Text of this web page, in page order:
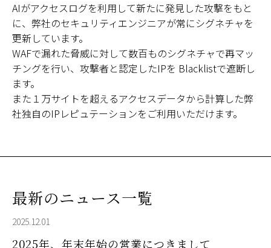
AIがアクセスログを利用して新たに発見した攻撃をもと
に、弊社のセキュリティエンジニアが常にシグネチャを
更新しています。
WAFで漏れた脅威に対して数百ものシグネチャで再マッ
チングを行い、攻撃者と認定したIPを Blacklistで遮断し
ます。
また１万サイトを超えるアクセスデータから計算した弊
社独自のIPレピュテーションをご利用いただけます。
最新のニュース一覧
2025.12.01
2025年、年末年始の営業につきまして